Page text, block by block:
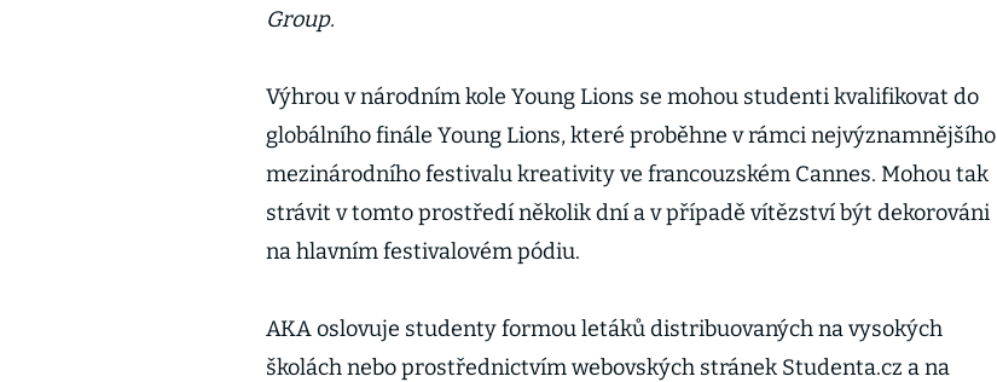
Group.
Výhrou v národním kole Young Lions se mohou studenti kvalifikovat do
globálního finále Young Lions, které proběhne v rámci nejvýznamnějšího
mezinárodního festivalu kreativity ve francouzském Cannes. Mohou tak
strávit v tomto prostředí několik dní a v případě vítězství být dekorováni
na hlavním festivalovém pódiu.
AKA oslovuje studenty formou letáků distribuovaných na vysokých
školách nebo prostřednictvím webovských stránek Studenta.cz a na